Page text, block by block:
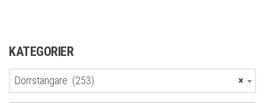
KATEGORIER
×
Dörrstängare (253)